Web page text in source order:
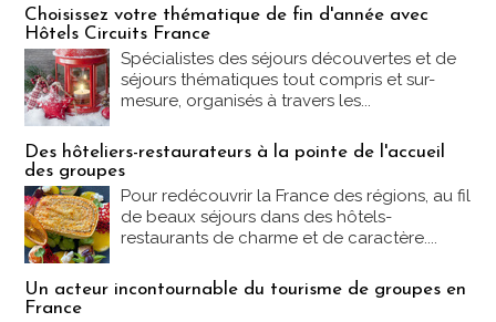
Choisissez votre thématique de fin d'année avec
Hôtels Circuits France
Spécialistes des séjours découvertes et de
séjours thématiques tout compris et sur-
mesure, organisés à travers les...
Des hôteliers-restaurateurs à la pointe de l'accueil
des groupes
Pour redécouvrir la France des régions, au fil
de beaux séjours dans des hôtels-
restaurants de charme et de caractère....
Un acteur incontournable du tourisme de groupes en
France